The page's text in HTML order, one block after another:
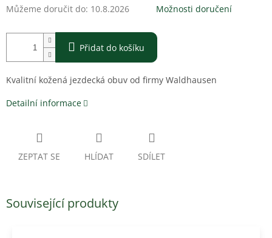
Můžeme doručit do: 10.8.2026 Možnosti doručení
Přidat do košíku
Kvalitní kožená jezdecká obuv od firmy Waldhausen
Detailní informace
ZEPTAT SE HLÍDAT SDÍLET
Související produkty